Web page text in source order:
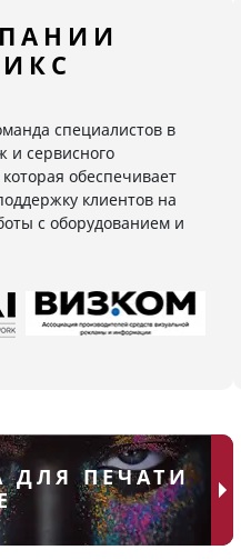
специалистов в
и сервисного
обеспечивает
клиентов на
с оборудованием и
ДЛЯ ПЕЧАТИ